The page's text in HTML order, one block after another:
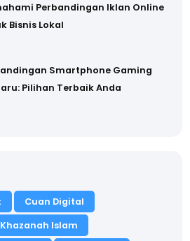
Perbandingan Iklan Online
Bisnis Lokal
Smartphone Gaming
Pilihan Terbaik Anda
Cuan Digital
Khazanah Islam